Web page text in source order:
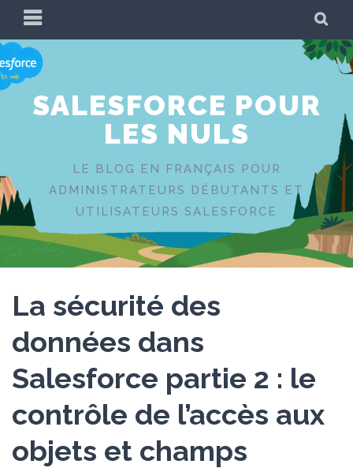
content
PRIMARY
MENU
SALESFORCE POUR
LES NULS
LE BLOG EN FRANÇAIS POUR
ADMINISTRATEURS DÉBUTANTS ET
UTILISATEURS SALESFORCE
La sécurité des
données dans
Salesforce partie 2 : le
contrôle de l’accès aux
objets et champs